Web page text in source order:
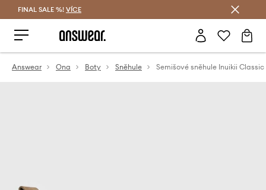
FINAL SALE %! VÍCE
Answear Ona Boty Sněhule